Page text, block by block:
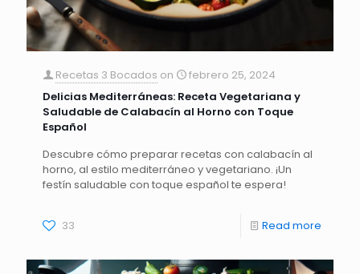
Recetas 3 Bocados on
febrero 25, 2024
Delicias Mediterráneas: Receta Vegetariana y
Saludable de Calabacín al Horno con Toque
Español
Descubre cómo preparar recetas con calabacín al
horno, al estilo mediterráneo y vegetariano. ¡Un
festín saludable con toque español te espera!
33 Read more